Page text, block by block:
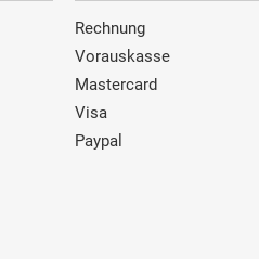
Rechnung
Vorauskasse
Mastercard
Visa
Paypal